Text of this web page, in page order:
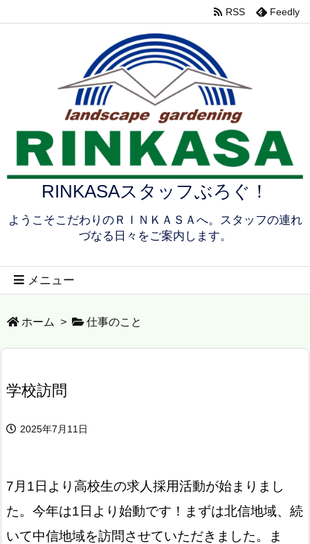
RINKASAスタッフぶろぐ！
ようこそこだわりのＲＩＮＫＡＳＡへ。スタッフの連れ
づなる日々をご案内します。
メニュー
RSS Feedly
ホーム > 仕事のこと
学校訪問
2025年7月11日
7月1日より高校生の求人採用活動が始まりまし
た。今年は1日より始動です！まずは北信地域、続
いて中信地域を訪問させていただきました。ま